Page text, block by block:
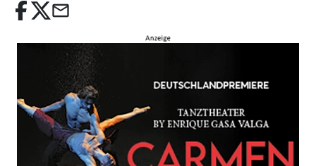
email